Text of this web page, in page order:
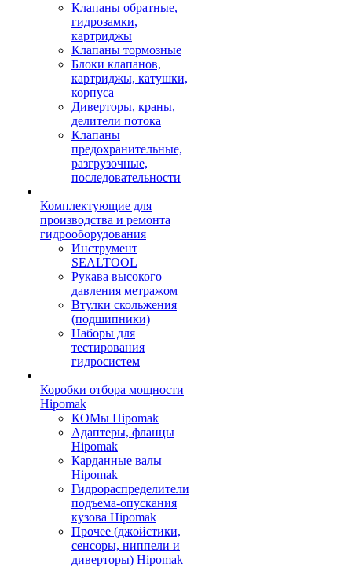
Клапаны обратные,
гидрозамки,
картриджы
Клапаны тормозные
Блоки клапанов,
картриджы, катушки,
корпуса
Диверторы, краны,
делители потока
Клапаны
предохранительные,
разгрузочные,
последовательности
Комплектующие для
производства и ремонта
гидрооборудования
Инструмент
SEALTOOL
Рукава высокого
давления метражом
Втулки скольжения
(подшипники)
Наборы для
тестирования
гидросистем
Коробки отбора мощности
Hipomak
КОМы Hipomak
Адаптеры, фланцы
Hipomak
Карданные валы
Hipomak
Гидрораспределители
подъема-опускания
кузова Hipomak
Прочее (джойстики,
сенсоры, ниппели и
диверторы) Hipomak